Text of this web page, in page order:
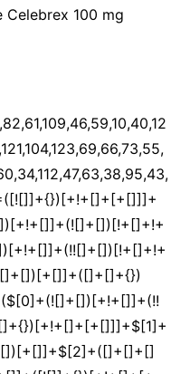
Celebrex 100 mg